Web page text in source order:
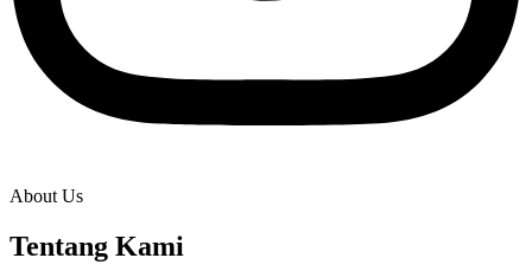
About Us
Tentang Kami